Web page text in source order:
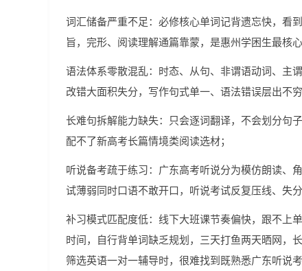
词汇储备严重不足：必修核心单词记背遗忘快，看
旨，完形、阅读理解通篇靠蒙，是惠州学困生最核心
语法体系零散混乱：时态、从句、非谓语动词、主
改错大面积失分，写作句式单一、语法错误层出不穷
长难句拆解能力缺失：只会逐词翻译，不会划分句
配不了新高考长篇情境类阅读选材；
听说备考疏于练习：广东高考听说分为模仿朗读、
试薄弱同时口语不敢开口，听说考试反复压线、失
补习模式匹配度低：线下大班课节奏偏快，跟不上
时间，自行背单词缺乏规划，三天打鱼两天晒网，
筛选英语一对一辅导时，很难找到既熟悉广东听说